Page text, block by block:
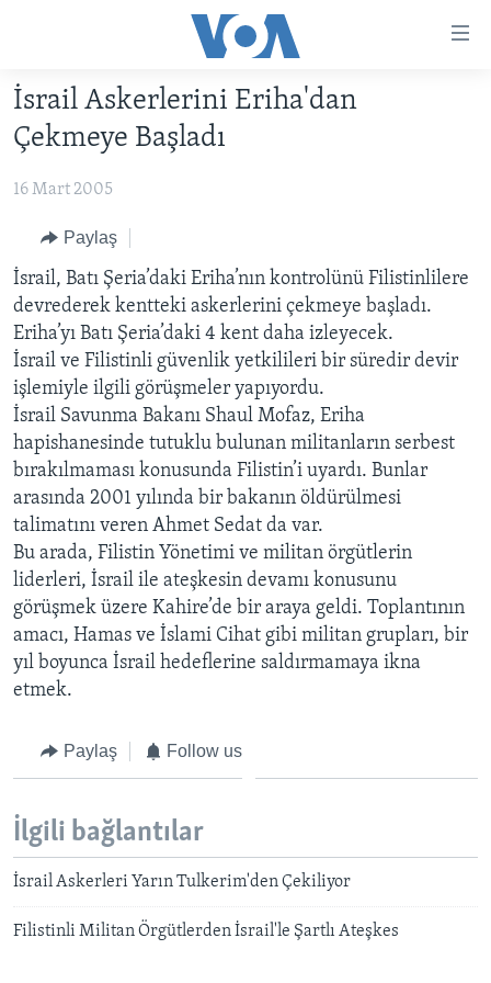
geç
Ana
navigasyona
geç
TÜRKİYE
AMERİKA
ORTADOĞU
AVRUPA
ULUSLARARASI
SAĞLIK
BİLİM VE TEKNOLOJİ
EKONOMİ
ÇEVRE
SANAT
PROGRAMLAR
AMERİKA'DA YAŞAM
UKRAYNA KRİZİ
YAPAY ZEKA
YORUMLAR
AMERIKA'YA ÖZEL
İNGİLİZCE DERSLERİ
MULTİMEDYA
VİDEO GALERİ
FOTO GALERİ
LEARNING ENGLISH
Diller
İsrail Askerlerini Eriha'dan
Çekmeye Başladı
16 Mart 2005
Paylaş
İsrail, Batı Şeria’daki Eriha’nın kontrolünü Filistinlilere
devrederek kentteki askerlerini çekmeye başladı.
Eriha’yı Batı Şeria’daki 4 kent daha izleyecek.
İsrail ve Filistinli güvenlik yetkilileri bir süredir devir
işlemiyle ilgili görüşmeler yapıyordu.
İsrail Savunma Bakanı Shaul Mofaz, Eriha
hapishanesinde tutuklu bulunan militanların serbest
bırakılmaması konusunda Filistin’i uyardı. Bunlar
arasında 2001 yılında bir bakanın öldürülmesi
talimatını veren Ahmet Sedat da var.
Bu arada, Filistin Yönetimi ve militan örgütlerin
liderleri, İsrail ile ateşkesin devamı konusunu
görüşmek üzere Kahire’de bir araya geldi. Toplantının
amacı, Hamas ve İslami Cihat gibi militan grupları, bir
yıl boyunca İsrail hedeflerine saldırmamaya ikna
etmek.
Paylaş Follow us
İlgili bağlantılar
İsrail Askerleri Yarın Tulkerim'den Çekiliyor
Filistinli Militan Örgütlerden İsrail'le Şartlı Ateşkes